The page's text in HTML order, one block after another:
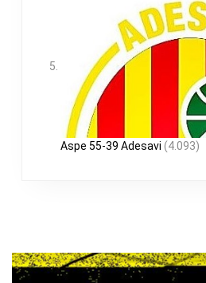
Aspe 55-39 Adesavi (4.093)